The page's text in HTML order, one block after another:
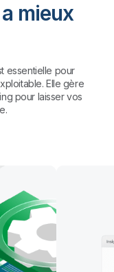
IA détectent
puis proposent
warehouse,
pour l'IA
Claude Code
IA de Qlik
a mieux
essentielle pour
Elle gère
pour laisser vos